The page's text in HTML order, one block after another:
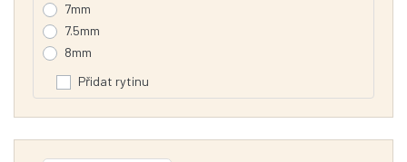
7mm
7.5mm
8mm
Přidat rytinu